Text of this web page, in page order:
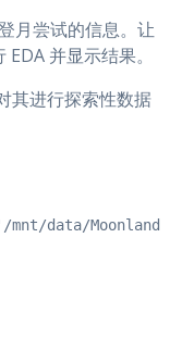
月尝试的信息。让
并显示结果。
其进行探索性数据
mnt/data/